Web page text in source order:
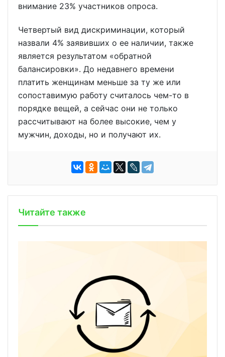
внимание 23% участников опроса.
Четвертый вид дискриминации, который
назвали 4% заявивших о ее наличии, также
является результатом «обратной
балансировки». До недавнего времени
платить женщинам меньше за ту же или
сопоставимую работу считалось чем-то в
порядке вещей, а сейчас они не только
рассчитывают на более высокие, чем у
мужчин, доходы, но и получают их.
Читайте также